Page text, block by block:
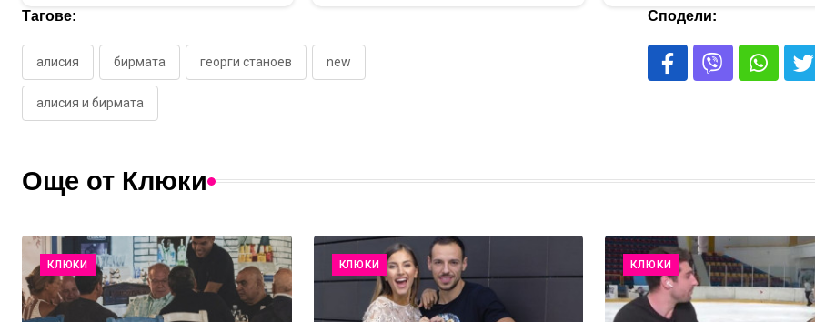
Тагове:
алисия бирмата георги станоев new
алисия и бирмата
Сподели:
Още от Клюки
КЛЮКИ КЛЮКИ КЛЮКИ